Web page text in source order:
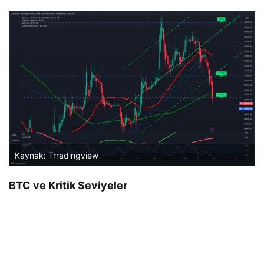
Kaynak: Trradingview
BTC ve Kritik Seviyeler